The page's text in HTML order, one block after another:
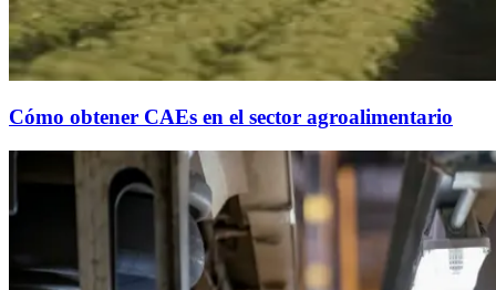
Cómo obtener CAEs en el sector agroalimentario